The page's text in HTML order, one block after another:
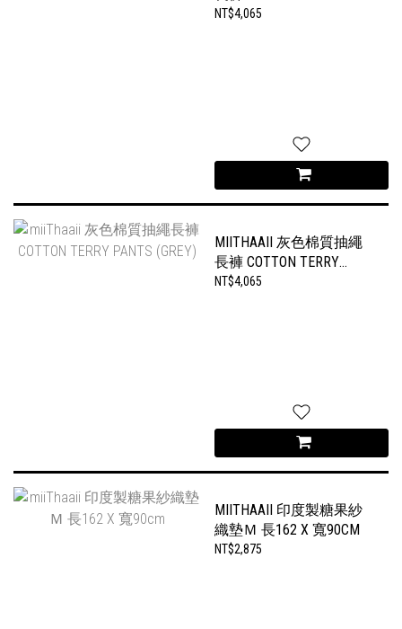
PANTS (BLACK)
NT$4,065
MIITHAAII 灰色棉質抽繩
長褲 COTTON TERRY
PANTS (GREY)
NT$4,065
MIITHAAII 印度製糖果紗
織墊Ｍ 長162 X 寬90CM
NT$2,875